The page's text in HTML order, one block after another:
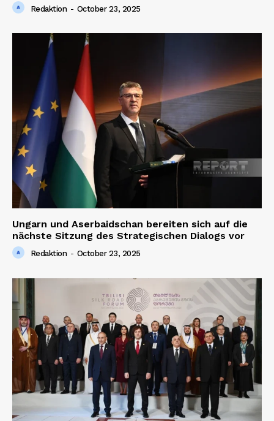
Redaktion - October 23, 2025
Ungarn und Aserbaidschan bereiten sich auf die
nächste Sitzung des Strategischen Dialogs vor
Redaktion - October 23, 2025